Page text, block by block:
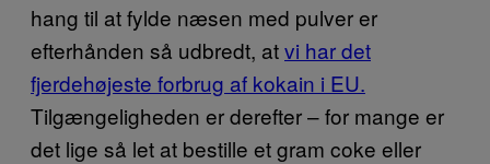
hang til at fylde næsen med pulver er
efterhånden så udbredt, atvi har det
fjerdehøjeste forbrug af kokain i EU.
Tilgængeligheden er derefter – for mange er
det lige så let at bestille et gram coke eller